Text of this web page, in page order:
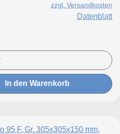
zzgl. Versandkosten
Datenblatt
In den Warenkorb